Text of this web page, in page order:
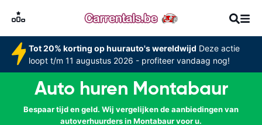
Tot 20% korting op huurauto's wereldwijd Deze actie
loopt t/m 11 augustus 2026 - profiteer vandaag nog!
Auto huren Montabaur
Bespaar tijd en geld. Wij vergelijken de aanbiedingen van
autoverhuurders in Montabaur voor u.